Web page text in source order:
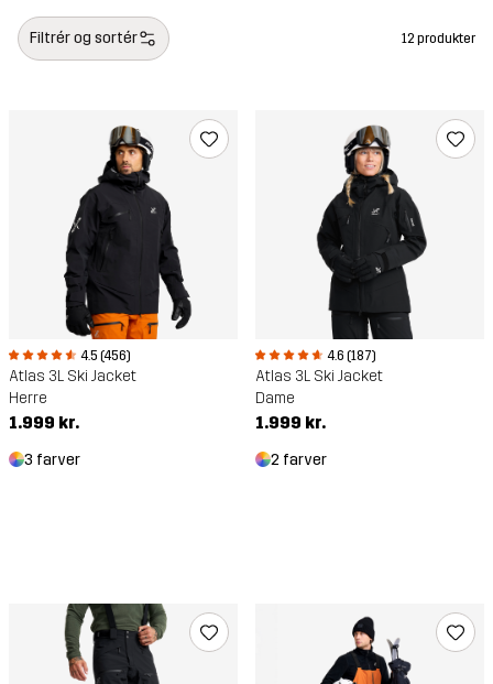
Filtrér og sortér 12 produkter
4.5 (456)
Atlas 3L Ski Jacket
Herre
1.999 kr.
3 farver
4.6 (187)
Atlas 3L Ski Jacket
Dame
1.999 kr.
2 farver